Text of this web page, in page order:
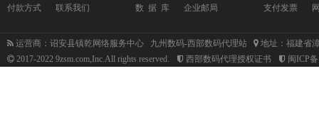
付款方式
联系我们
数 据 库
企业邮局
支付发票
运营商：诏安县镇乾网络服务中心 九州数码-西部数码代理站
地址：福建省
2017-2022 9zsm.com,Inc.All rights reserved.
西部数码代理授权证书 闽ICP